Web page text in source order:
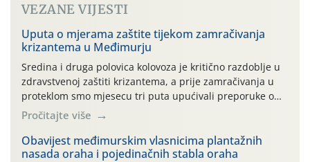
VEZANE VIJESTI
Uputa o mjerama zaštite tijekom zamračivanja
krizantema u Međimurju
Sredina i druga polovica kolovoza je kritično razdoblje u
zdravstvenoj zaštiti krizantema, a prije zamračivanja u
proteklom smo mjesecu tri puta upućivali preporuke o
preventivnim mjerama zaštite krizantema od najčešćih
uzročnika bolesti, štetnika i fito-fagnih grinja (23.7., 14.7.,
06.7.)! Na početku ovog mjeseca je zabilježeno je
povijesno i ekstremno vruće meteorološko razdoblje, uz
Pročitajte više
Obavijest međimurskim vlasnicima plantažnih
nasada oraha i pojedinačnih stabla oraha